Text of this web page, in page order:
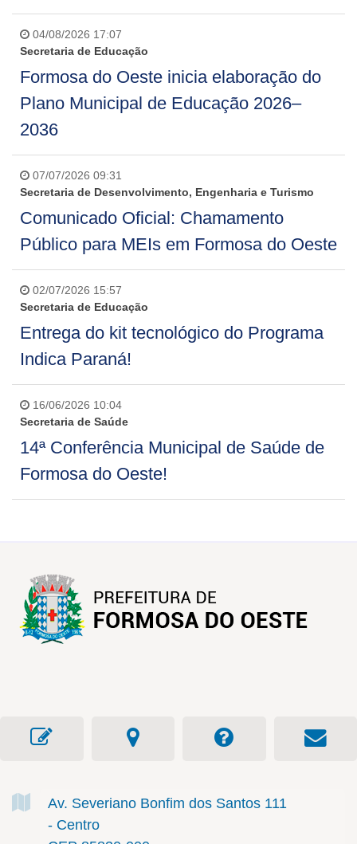
04/08/2026 17:07
Secretaria de Educação
Formosa do Oeste inicia elaboração do
Plano Municipal de Educação 2026–
2036
07/07/2026 09:31
Secretaria de Desenvolvimento, Engenharia e Turismo
Comunicado Oficial: Chamamento
Público para MEIs em Formosa do Oeste
02/07/2026 15:57
Secretaria de Educação
Entrega do kit tecnológico do Programa
Indica Paraná!
16/06/2026 10:04
Secretaria de Saúde
14ª Conferência Municipal de Saúde de
Formosa do Oeste!
Av. Severiano Bonfim dos Santos 111
- Centro